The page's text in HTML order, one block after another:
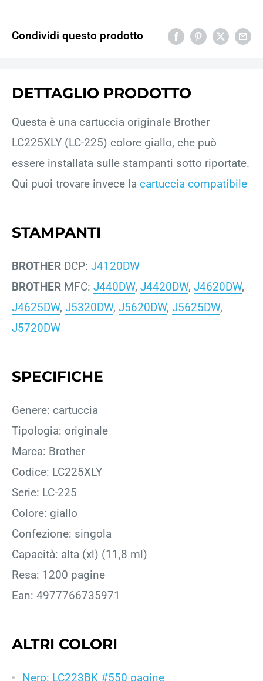
Condividi questo prodotto
DETTAGLIO PRODOTTO
Questa è una cartuccia originale Brother
LC225XLY (LC-225) colore giallo, che può
essere installata sulle stampanti sotto riportate.
Qui puoi trovare invece la cartuccia compatibile
STAMPANTI
BROTHER DCP: J4120DW
BROTHER MFC: J440DW, J4420DW, J4620DW,
J4625DW, J5320DW, J5620DW, J5625DW,
J5720DW
SPECIFICHE
Genere: cartuccia
Tipologia: originale
Marca: Brother
Codice: LC225XLY
Serie: LC-225
Colore: giallo
Confezione: singola
Capacità: alta (xl) (11,8 ml)
Resa: 1200 pagine
Ean: 4977766735971
ALTRI COLORI
Nero: LC223BK #550 pagine